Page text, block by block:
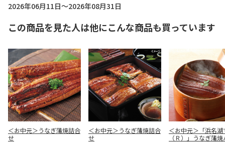
2026年06月11日～2026年08月31日
この商品を見た人は他にこんな商品も買っています
＜お中元＞うなぎ蒲焼詰合
せ
＜お中元＞うなぎ蒲焼詰合
せ
＜お中元＞「浜名湖
（Ｒ）」うなぎ蒲